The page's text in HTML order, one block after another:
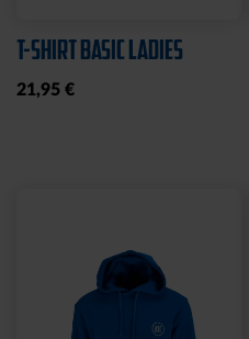
T-SHIRT BASIC LADIES
21,95 €